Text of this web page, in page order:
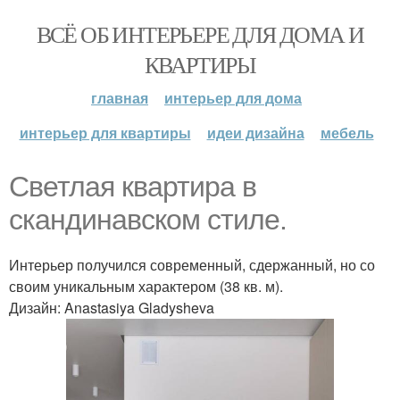
ВСЁ ОБ ИНТЕРЬЕРЕ ДЛЯ ДОМА И
КВАРТИРЫ
главная
интерьер для дома
интерьер для квартиры
идеи дизайна мебель
Светлая квартира в
скандинавском стиле.
Интерьер получился современный, сдержанный, но со
своим уникальным характером (38 кв. м).
Дизайн: Anastasiya Gladysheva